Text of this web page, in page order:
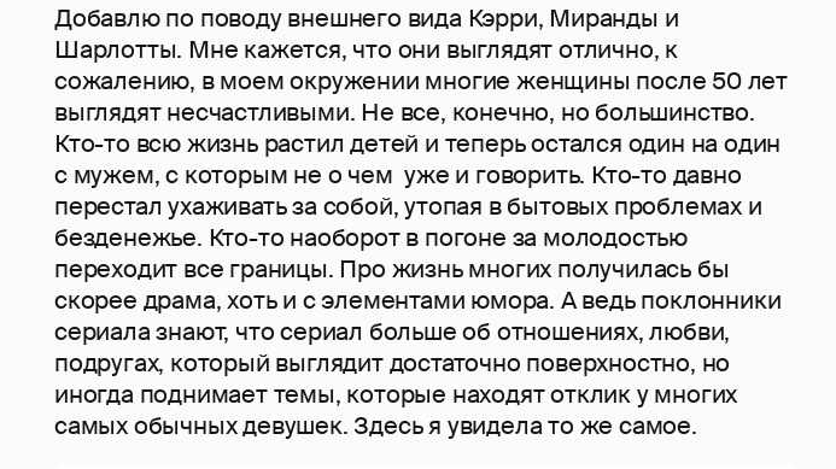
Добавлю по поводу внешнего вида Кэрри, Миранды и
Шарлотты. Мне кажется, что они выглядят отлично, к
сожалению, в моем окружении многие женщины после 50 лет
выглядят несчастливыми. Не все, конечно, но большинство.
Кто-то всю жизнь растил детей и теперь остался один на один
с мужем, с которым не о чем уже и говорить. Кто-то давно
перестал ухаживать за собой, утопая в бытовых проблемах и
безденежье. Кто-то наоборот в погоне за молодостью
переходит все границы. Про жизнь многих получилась бы
скорее драма, хоть и с элементами юмора. А ведь поклонники
сериала знают, что сериал больше об отношениях, любви,
подругах, который выглядит достаточно поверхностно, но
иногда поднимает темы, которые находят отклик у многих
самых обычных девушек. Здесь я увидела то же самое.